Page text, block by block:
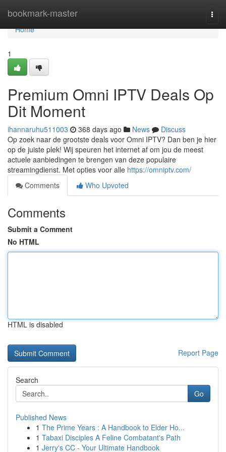
bookmark-master
Home
Home
1
Premium Omni IPTV Deals Op
Dit Moment
ihannaruhu511003 368 days ago News
Discuss
Op zoek naar de grootste deals voor Omni IPTV? Dan ben je hier
op de juiste plek! Wij speuren het internet af om jou de meest
actuele aanbiedingen te brengen van deze populaire
streamingdienst. Met opties voor alle https://omniptv.com/
Comments
Who Upvoted
Comments
Submit a Comment
No HTML
HTML is disabled
Report Page
Search
Go
Published News
1 The Prime Years : A Handbook to Elder Ho...
1 Tabaxi Disciples A Feline Combatant's Path
1 Jerry's CC - Your Ultimate Handbook